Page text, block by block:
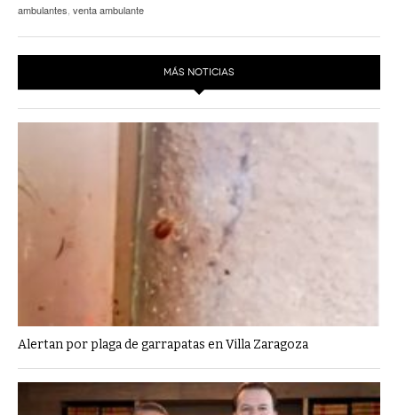
ambulantes venta ambulante
MÁS NOTICIAS
Alertan por plaga de garrapatas en Villa Zaragoza